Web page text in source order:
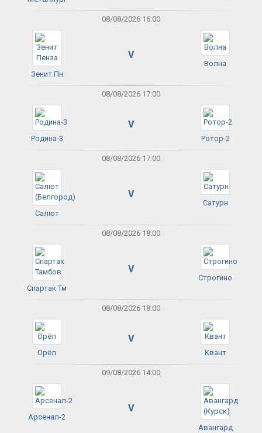
08/08/2026 16:00
Зенит Пн
V
Волна
08/08/2026 17:00
Родина-3
V
Ротор-2
08/08/2026 17:00
Салют
V
Сатурн
08/08/2026 18:00
Спартак Тм
V
Строгино
08/08/2026 18:00
Орёл
V
Квант
09/08/2026 14:00
Арсенал-2
V
Авангард